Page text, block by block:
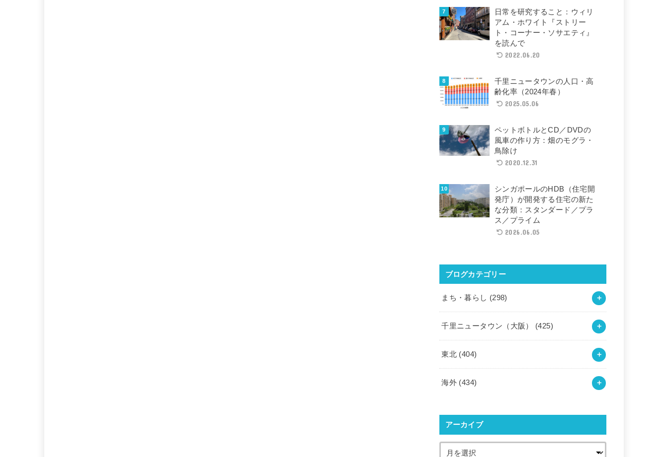
日常を研究すること：ウィリ
アム・ホワイト『ストリー
ト・コーナー・ソサエティ』
を読んで
2022.06.20
千里ニュータウンの人口・高
齢化率（2024年春）
2025.05.06
ペットボトルとCD／DVDの
風車の作り方：畑のモグラ・
鳥除け
2020.12.31
シンガポールのHDB（住宅開
発庁）が開発する住宅の新た
な分類：スタンダード／プラ
ス／プライム
2026.06.05
ブログカテゴリー
まち・暮らし (298)
千里ニュータウン（大阪） (425)
東北 (404)
海外 (434)
アーカイブ